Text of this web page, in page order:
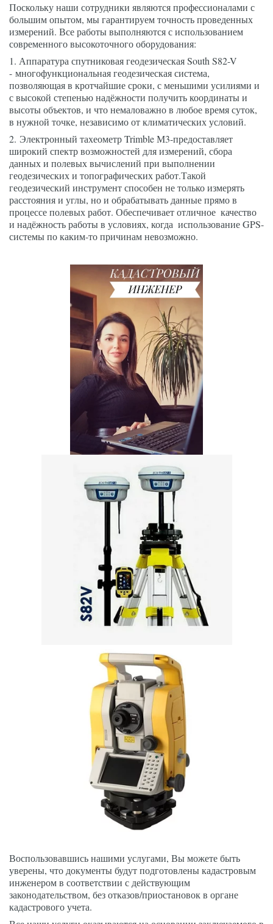
Поскольку наши сотрудники являются профессионалами с
большим опытом, мы гарантируем точность проведенных
измерений. Все работы выполняются с использованием
современного высокоточного оборудования:
1. Аппаратура спутниковая геодезическая South S82-V
- многофункциональная геодезическая система,
позволяющая в кротчайшие сроки, с меньшими усилиями и
с высокой степенью надёжности получить координаты и
высоты объектов, и что немаловажно в любое время суток,
в нужной точке, независимо от климатических условий.
2. Электронный тахеометр Trimble М3-предоставляет
широкий спектр возможностей для измерений, сбора
данных и полевых вычислений при выполнении
геодезических и топографических работ.Такой
геодезический инструмент способен не только измерять
расстояния и углы, но и обрабатывать данные прямо в
процессе полевых работ. Обеспечивает отличное  качество
и надёжность работы в условиях, когда  использование GPS-
системы по каким-то причинам невозможно.
Воспользовавшись нашими услугами, Вы можете быть
уверены, что документы будут подготовлены кадастровым
инженером в соответствии с действующим
законодательством, без отказов/приостановок в органе
кадастрового учета.